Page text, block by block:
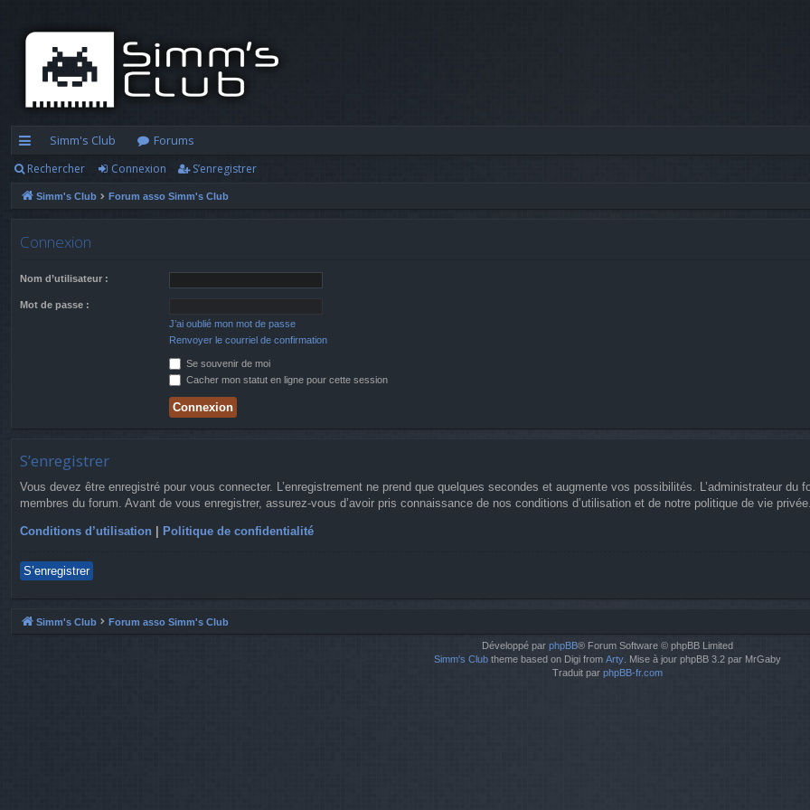
cc
ès
Simm's Club
Forums
Rechercher Connexion S’enregistrer
Simm's Club Forum asso Simm's Club
Connexion
Nom d’utilisateur :
Mot de passe :
J’ai oublié mon mot de passe
Renvoyer le courriel de confirmation
Se souvenir de moi
Cacher mon statut en ligne pour cette session
S’enregistrer
Vous devez être enregistré pour vous connecter. L’enregistrement ne prend que quelques secondes et augmente vos possibilités. L’administrateur
membres du forum. Avant de vous enregistrer, assurez-vous d’avoir pris connaissance de nos conditions d’utilisation et de notre politique de vie
Conditions d’utilisation | Politique de confidentialité
S’enregistrer
Simm's Club Forum asso Simm's Club
Développé par phpBB® Forum Software © phpBB Limited
Simm's Club theme based on Digi from Arty . Mise à jour phpBB 3.2 par MrGaby
Traduit par phpBB-fr.com